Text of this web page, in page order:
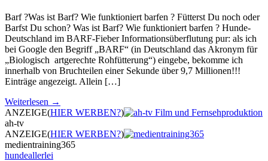
Barf ?Was ist Barf? Wie funktioniert barfen ? Fütterst Du noch oder
Barfst Du schon? Was ist Barf? Wie funktioniert barfen ? Hunde-
Deutschland im BARF-Fieber Informationsüberflutung pur: als ich
bei Google den Begriff „BARF“ (in Deutschland das Akronym für
„Biologisch artgerechte Rohfütterung“) eingebe, bekomme ich
innerhalb von Bruchteilen einer Sekunde über 9,7 Millionen!!!
Einträge angezeigt. Allein […]
Weiterlesen →
ANZEIGE(HIER WERBEN?)
ah-tv
ANZEIGE(HIER WERBEN?)
medientraining365
hundeallerlei